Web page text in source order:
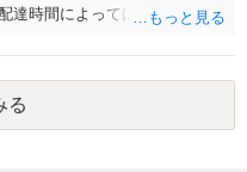
達時間によっては受け取りが
すが、感覚的には郵便局を動
立てる必要があるかもしれま
ぎて）就業場所送達を認めな
費用もかかりますので、まず
る